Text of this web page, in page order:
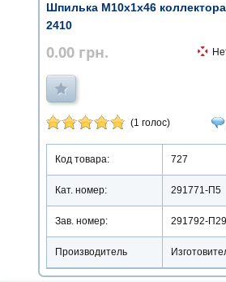
Шпилька М10х1х46
2410
0.00 грн.
(1 голос)
Код товара: 727
Кат. номер: 291771-П5
Зав. номер: 291792-П29
Производитель